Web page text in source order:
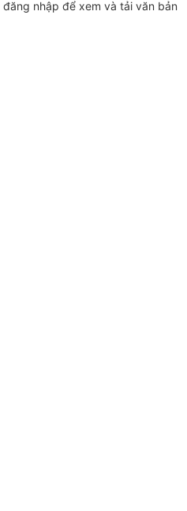
đăng nhập để xem và tải văn bản